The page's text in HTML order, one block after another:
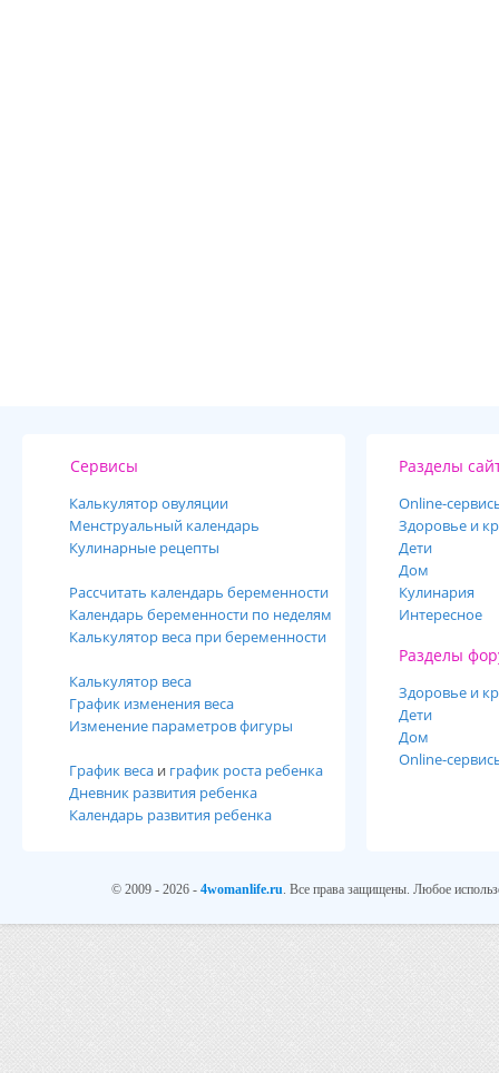
Сервисы
Калькулятор овуляции
Менструальный календарь
Кулинарные рецепты
Рассчитать календарь беременности
Календарь беременности по неделям
Калькулятор веса при беременности
Калькулятор веса
График изменения веса
Изменение параметров фигуры
График веса и график роста ребенка
Дневник развития ребенка
Календарь развития ребенка
Разделы
Online-
Здоровье и
Дети
Дом
Кулинария
Интересное
Разделы
Здоровье и
Дети
Дом
Online-
© 2009 - 2026 -4womanlife.ru. Все права защищены. Любое